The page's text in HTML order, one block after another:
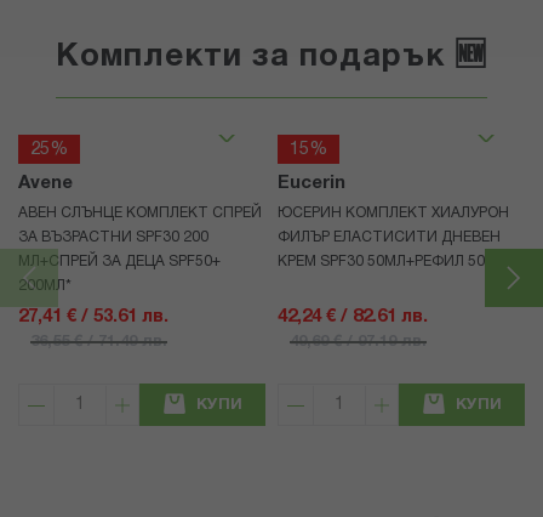
Комплекти за подарък 🆕
25%
Avene
АВЕН СЛЪНЦЕ КОМПЛЕКТ СПРЕЙ
ЗА ВЪЗРАСТНИ SPF30 200
МЛ+СПРЕЙ ЗА ДЕЦА SPF50+
200МЛ*
27,41 € / 53.61 лв.
36,55 € / 71.49 лв.
КУПИ
15%
Eucerin
ЮСЕРИН КОМПЛЕКТ ХИАЛУРОН
ФИЛЪР ЕЛАСТИСИТИ ДНЕВЕН
КРЕМ SPF30 50МЛ+РЕФИЛ 50МЛ
42,24 € / 82.61 лв.
49,69 € / 97.19 лв.
КУПИ